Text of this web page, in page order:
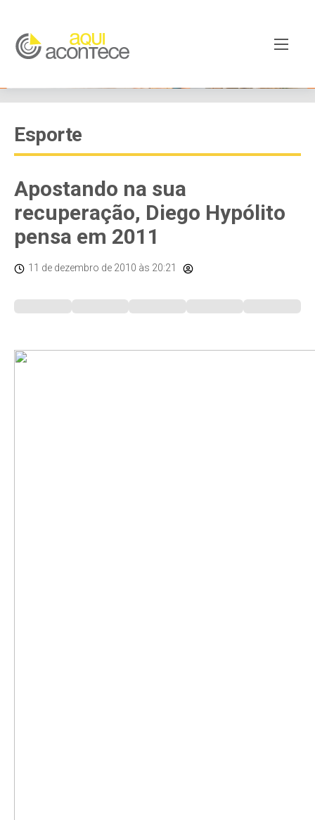
Esporte
Apostando na sua
recuperação, Diego Hypólito
pensa em 2011
11 de dezembro de 2010 às 20:21